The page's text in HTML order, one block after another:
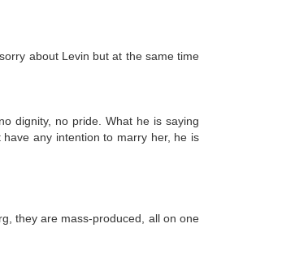
about Levin but at the same time
dignity, no pride. What he is saying
have any intention to marry her, he is
they are mass-produced, all on one